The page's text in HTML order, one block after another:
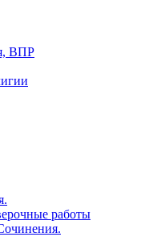
ВПР
работы